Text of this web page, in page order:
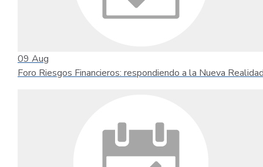
09 Aug
Foro Riesgos Financieros: respondiendo a la Nueva